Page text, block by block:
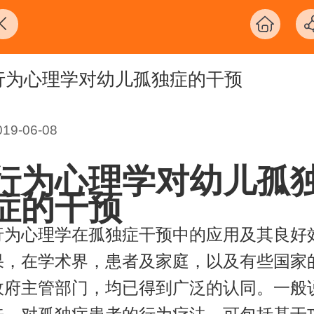
为心理学对幼儿孤独症的干预
06-08
为心理学对幼儿孤
的干预
为心理学在孤独症干预中的应用及其良好
，在学术界，患者及家庭，以及有些国家
府主管部门，均已得到广泛的认同。一般